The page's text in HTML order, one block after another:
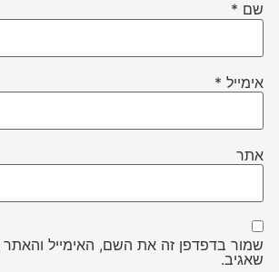
שם *
אימייל *
אתר
שמור בדפדפן זה את השם, האימייל
שאגיב.